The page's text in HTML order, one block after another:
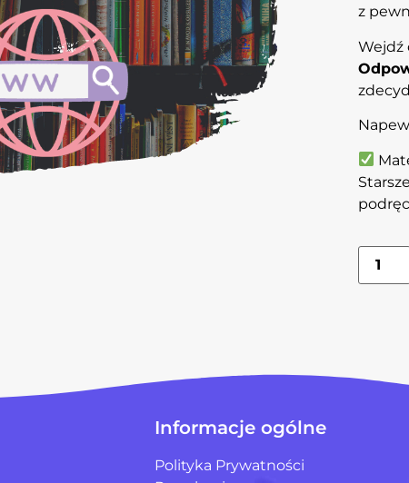
z
Wejdź
Informacje ogólne
Polityka Prywatności